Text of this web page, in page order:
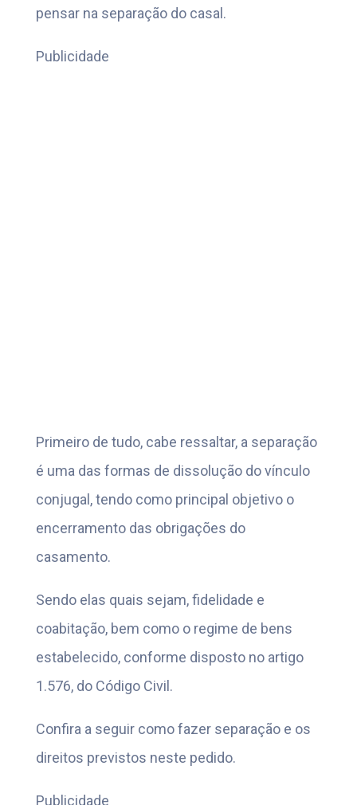
pensar na separação do casal.
Publicidade
Primeiro de tudo, cabe ressaltar, a separação
é uma das formas de dissolução do vínculo
conjugal, tendo como principal objetivo o
encerramento das obrigações do
casamento.
Sendo elas quais sejam, fidelidade e
coabitação, bem como o regime de bens
estabelecido, conforme disposto no artigo
1.576, do Código Civil.
Confira a seguir como fazer separação e os
direitos previstos neste pedido.
Publicidade